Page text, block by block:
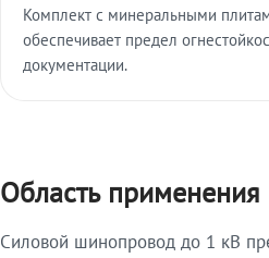
Комплект с минеральными
обеспечивает предел
документации.
Область применения
Силовой шинопровод до 1 кВ